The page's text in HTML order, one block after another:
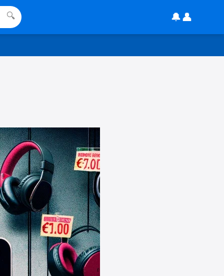
🔍 🔔👤
16:36
11:48
↩
Christian Schröder
@DE Hey, geh einfach mal auf die
Seite von Wusnchgutschein und
gebe dort den Code ein,
11:56
↩
Katalin
Hallo, ich habe ein Problem.